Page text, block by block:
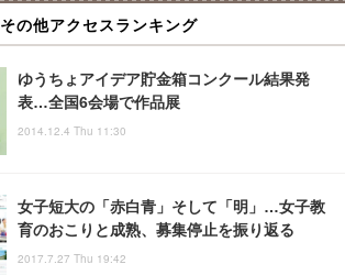
その他アクセスランキング
ゆうちょアイデア貯金箱コンクール結果発
表…全国6会場で作品展
2014.12.4 Thu 11:30
女子短大の「赤白青」そして「明」…女子教
育のおこりと成熟、募集停止を振り返る
2017.7.27 Thu 19:42